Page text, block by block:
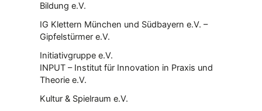
Bildung e.V.
IG Klettern München und Südbayern e.V. –
Gipfelstürmer e.V.
Initiativgruppe e.V.
INPUT – Institut für Innovation in Praxis und
Theorie e.V.
Kultur & Spielraum e.V.